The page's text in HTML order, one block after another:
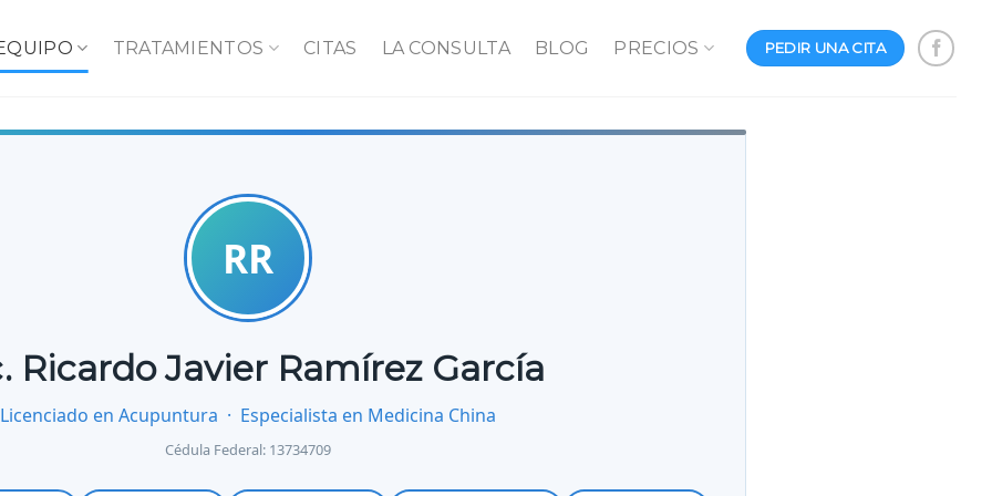
TRATAMIENTOS CITAS LA CONSULTA BLOG PRECIOS PEDIR UNA CITA
RR
Ricardo Javier Ramírez García
Licenciado en Acupuntura · Especialista en Medicina China
Cédula Federal: 13734709